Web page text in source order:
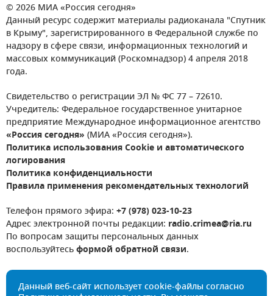
© 2026 МИА «Россия сегодня»
Данный ресурс содержит материалы радиоканала "Спутник
в Крыму", зарегистрированного в Федеральной службе по
надзору в сфере связи, информационных технологий и
массовых коммуникаций (Роскомнадзор) 4 апреля 2018
года.
Свидетельство о регистрации ЭЛ № ФС 77 – 72610.
Учредитель: Федеральное государственное унитарное
предприятие Международное информационное агентство
«Россия сегодня» (МИА «Россия сегодня»).
Политика использования Cookie и автоматического
логирования
Политика конфиденциальности
Правила применения рекомендательных технологий
Телефон прямого эфира: +7 (978) 023-10-23
Адрес электронной почты редакции: radio.crimea@ria.ru
По вопросам защиты персональных данных
воспользуйтесьформой обратной связи.
Данный веб-сайт использует cookie-файлы согласно